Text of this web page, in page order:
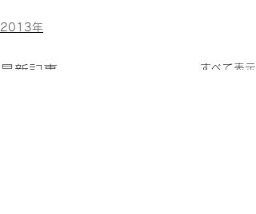
2013年
最新記事 すべて表示